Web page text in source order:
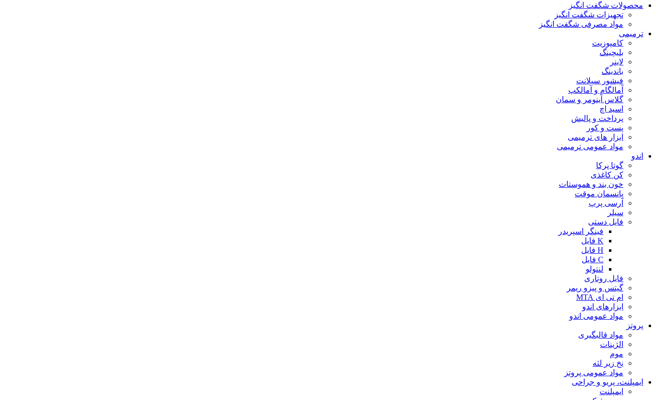
محصولات شگفت انگیز
تجهیزات شگفت انگیز
مواد مصرفی شگفت انگیز
ترمیمی
کامپوزیت
بلیچینگ
لاینر
باندینگ
فیشور سیلانت
آمالگام و آمالکپ
گلاس آینومر و سمان
اسید اچ
پرداخت و پالیش
پست و کور
ابزار های ترمیمی
مواد عمومی ترمیمی
اندو
گوتا پرکا
کن کاغذی
خون بند و هموستات
پانسمان موقت
آرسی پرپ
سیلر
فایل دستی
فینگر اسپریدر
K فایل
H فایل
C فایل
لنتولو
فایل روتاری
گیتس و پیزو ریمر
ام تی ای MTA
ابزارهای اندو
مواد عمومی اندو
پروتز
مواد قالبگیری
الژینات
موم
نخ زیر لثه
مواد عمومی پروتز
ایمپلنت، پریو و جراحی
ایمپلنت